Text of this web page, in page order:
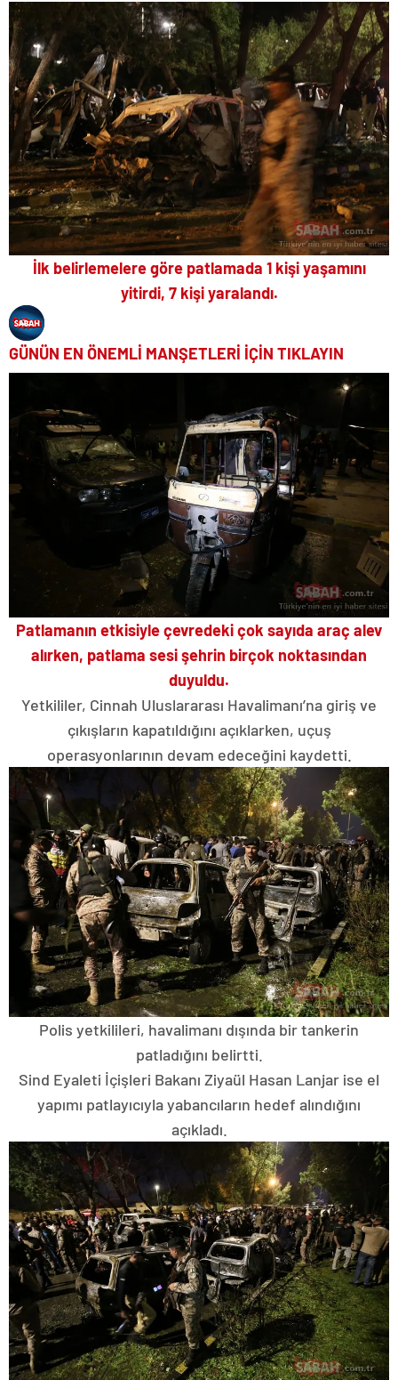
İlk belirlemelere göre patlamada 1 kişi yaşamını
yitirdi, 7 kişi yaralandı.
GÜNÜN EN ÖNEMLİ MANŞETLERİ İÇİN TIKLAYIN
Patlamanın etkisiyle çevredeki çok sayıda araç alev
alırken, patlama sesi şehrin birçok noktasından
duyuldu.
Yetkililer, Cinnah Uluslararası Havalimanı’na giriş ve
çıkışların kapatıldığını açıklarken, uçuş
operasyonlarının devam edeceğini kaydetti.
Polis yetkilileri, havalimanı dışında bir tankerin
patladığını belirtti.
Sind Eyaleti İçişleri Bakanı Ziyaül Hasan Lanjar ise el
yapımı patlayıcıyla yabancıların hedef alındığını
açıkladı.